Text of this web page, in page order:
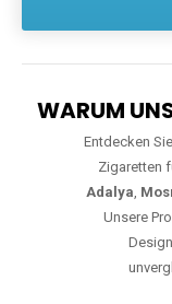
WARUM
Entdecken
Zigaretten
Adalya,
Unsere